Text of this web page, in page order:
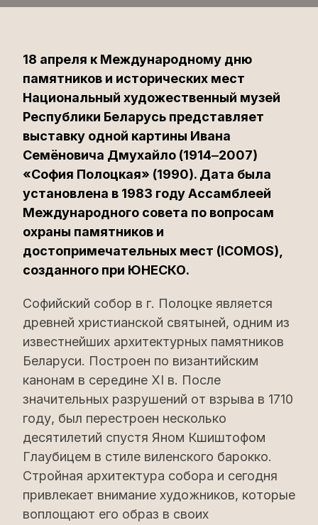
18 апреля к Международному дню
памятников и исторических мест
Национальный художественный музей
Республики Беларусь представляет
выставку одной картины Ивана
Семёновича Дмухайло (1914‒2007)
«София Полоцкая» (1990). Дата была
установлена в 1983 году Ассамблеей
Международного совета по вопросам
охраны памятников и
достопримечательных мест (ICOMOS),
созданного при ЮНЕСКО.
Софийский собор в г. Полоцке является
древней христианской святыней, одним из
известнейших архитектурных памятников
Беларуси. Построен по византийским
канонам в середине ХI в. После
значительных разрушений от взрыва в 1710
году, был перестроен несколько
десятилетий спустя Яном Кшиштофом
Глаубицем в стиле виленского барокко.
Стройная архитектура собора и сегодня
привлекает внимание художников, которые
воплощают его образ в своих